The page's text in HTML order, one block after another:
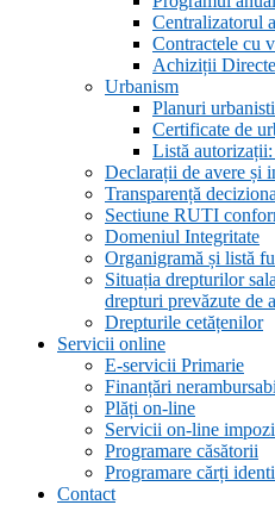
Centralizatorul
Contractele cu
Achiziții Directe
Urbanism
Planuri
Certificate de
Listă
Declarații de avere și
Transparență
Sectiune RUTI
Domeniul Integritate
Organigramă și listă
Situația drepturilor
drepturi prevăzute de
Drepturile cetățenilor
Servicii online
E-servicii Primarie
Finanțări
Plăți on-line
Servicii on-line
Programare căsătorii
Programare cărți
Contact